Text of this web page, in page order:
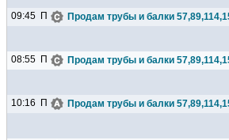
09:45 П Продам трубы и балки
08:55 П Продам трубы и балки
10:16 П Продам трубы и балки